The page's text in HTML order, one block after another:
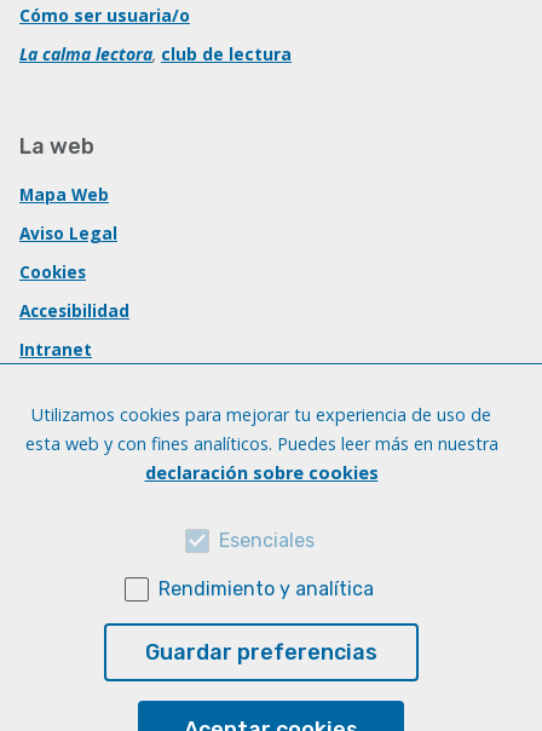
Cómo ser usuaria/o
La calma lectora, club de lectura
La web
Mapa Web
Aviso Legal
Cookies
Accesibilidad
Intranet
Utilizamos cookies para mejorar tu experiencia de uso de
esta web y con fines analíticos. Puedes leer más en nuestra
declaración sobre cookies
Esenciales
Rendimiento y analítica
Guardar preferencias